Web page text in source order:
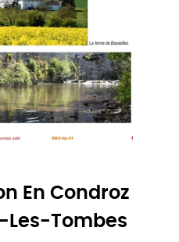
En Condroz
Les-Tombes